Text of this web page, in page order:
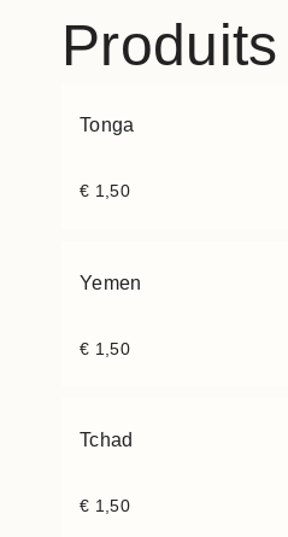
Tonga
€ 1,50
Yemen
€ 1,50
Tchad
€ 1,50